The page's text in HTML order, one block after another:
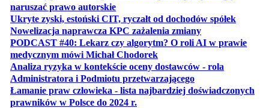
naruszać prawo autorskieotwiera się w nowej karcie
Ukryte zyski, estoński CIT, ryczałt od dochodów spółekotwiera
Nowelizacja naprawcza KPC zażalenia zmianyotwiera się w
PODCAST #40: Lekarz czy algorytm? O roli AI w prawie
medycznym mówi Michał Chodorekotwiera się w nowej karcie
Analiza ryzyka w kontekście oceny dostawców - rola
Administratora i Podmiotu przetwarzającegootwiera się w
Łamanie praw człowieka - lista najbardziej doświadczonych
prawników w Polsce do 2024 r.